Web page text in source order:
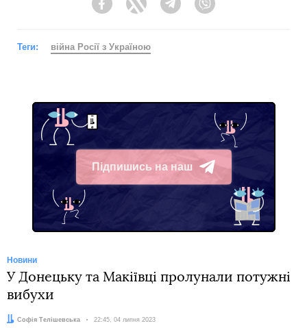
FacebookTwitter Telegram
Теги: війна Росії з Україною
Підпишись на наш
Telegram
Новини
У Донецьку та Макіївці пролунали потужні
вибухи
Автор:
Софія Телішевська Дата:
22:45, 04 липня 2023